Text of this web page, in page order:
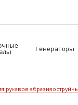
Генераторы
рукавов